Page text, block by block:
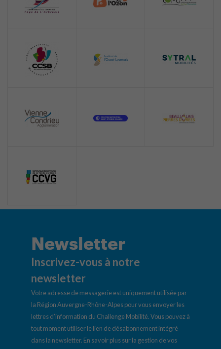
Newsletter
Inscrivez-vous à notre
newsletter
Votre adresse de messagerie est uniquement utilisée par
la Région Auvergne-Rhône-Alpes pour vous envoyer les
lettres d’information du Challenge Mobilité. Vous pouvez à
tout moment utiliser le lien de désabonnement intégré
dans la newsletter. En savoir plus sur la gestion de vos